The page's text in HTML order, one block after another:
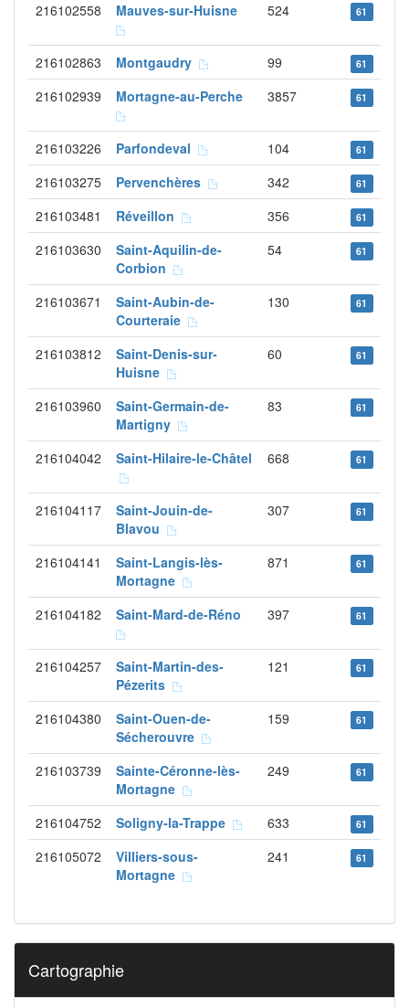
216102558 Mauves-sur-Huisne 524 61
216102863 Montgaudry 99 61
216102939 Mortagne-au-Perche 3857 61
216103226 Parfondeval 104 61
216103275 Pervenchères 342 61
216103481 Réveillon 356 61
216103630
Saint-Aquilin-de-
Corbion
54 61
216103671
Saint-Aubin-de-
Courteraie
130 61
216103812
Saint-Denis-sur-
Huisne
60 61
216103960
Saint-Germain-de-
Martigny
83 61
216104042 Saint-Hilaire-le-Châtel 668 61
216104117
Saint-Jouin-de-
Blavou
307 61
216104141
Saint-Langis-lès-
Mortagne
871 61
216104182 Saint-Mard-de-Réno 397 61
216104257
Saint-Martin-des-
Pézerits
121 61
216104380
Saint-Ouen-de-
Sécherouvre
159 61
216103739
Sainte-Céronne-lès-
Mortagne
249 61
216104752 Soligny-la-Trappe 633 61
216105072
Villiers-sous-
Mortagne
241 61
Cartographie